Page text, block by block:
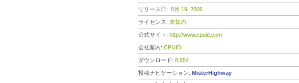
リリース日: 8月 19, 2006
ライセンス: 未知の
公式サイト: http://www.cpuid.com
会社案内: CPUID
ダウンロード: 8,654
投稿ナビゲーション: MisterHighway